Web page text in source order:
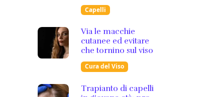
Capelli
Via le macchie
cutanee ed evitare
che tornino sul viso
Cura del Viso
Trapianto di capelli